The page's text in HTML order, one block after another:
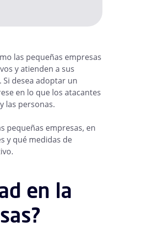
las pequeñas empresas
y atienden a sus
desea adoptar un
en lo que los atacantes
las personas.
pequeñas empresas, en
y qué medidas de
en la